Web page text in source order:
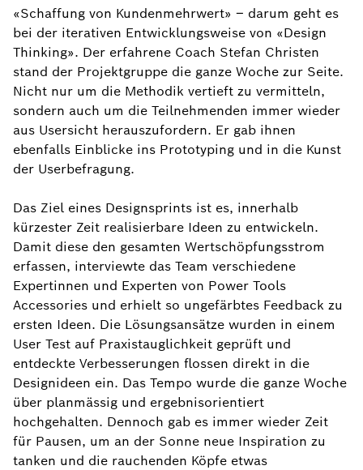
«Schaffung von Kundenmehrwert» – darum geht es
bei der iterativen Entwicklungsweise von «Design
Thinking». Der erfahrene Coach Stefan Christen
stand der Projektgruppe die ganze Woche zur Seite.
Nicht nur um die Methodik vertieft zu vermitteln,
sondern auch um die Teilnehmenden immer wieder
aus Usersicht herauszufordern. Er gab ihnen
ebenfalls Einblicke ins Prototyping und in die Kunst
der Userbefragung.
Das Ziel eines Designsprints ist es, innerhalb
kürzester Zeit realisierbare Ideen zu entwickeln.
Damit diese den gesamten Wertschöpfungsstrom
erfassen, interviewte das Team verschiedene
Expertinnen und Experten von Power Tools
Accessories und erhielt so ungefärbtes Feedback zu
ersten Ideen. Die Lösungsansätze wurden in einem
User Test auf Praxistauglichkeit geprüft und
entdeckte Verbesserungen flossen direkt in die
Designideen ein. Das Tempo wurde die ganze Woche
über planmässig und ergebnisorientiert
hochgehalten. Dennoch gab es immer wieder Zeit
für Pausen, um an der Sonne neue Inspiration zu
tanken und die rauchenden Köpfe etwas